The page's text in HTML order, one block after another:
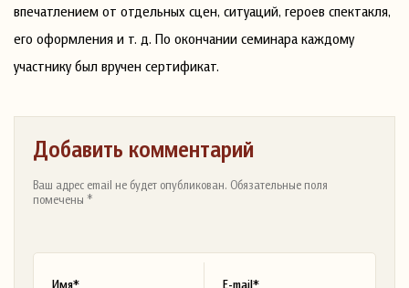
впечатлением от отдельных сцен, ситуаций, героев спектакля,
его оформления и т. д. По окончании семинара каждому
участнику был вручен сертификат.
Добавить комментарий
Ваш адрес email не будет опубликован. Обязательные поля
помечены *